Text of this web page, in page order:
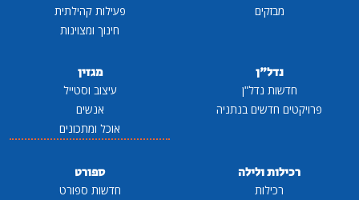
מבזקים
פעילות קהילתית
חינוך ומצוינות
נדל"ן
חדשות נדל"ן
פרויקטים חדשים בנתניה
מגזין
עיצוב וסטייל
אנשים
אוכל ומתכונים
רכילות ולילה
רכילות
ספורט
חדשות ספורט